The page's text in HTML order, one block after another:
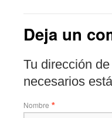
Deja un
Tu dirección
necesarios
Nombre *